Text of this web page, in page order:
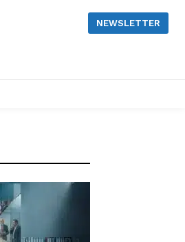
NEWSLETTER